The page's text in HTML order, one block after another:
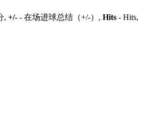
, +/- - 在场进球总结（+/-）, Hits - Hits,